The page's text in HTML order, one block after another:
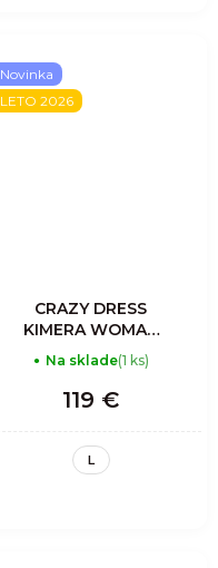
Novinka
LETO 2026
CRAZY DRESS
KIMERA WOMAN
MANDALA
Na sklade(1 ks)
119 €
L